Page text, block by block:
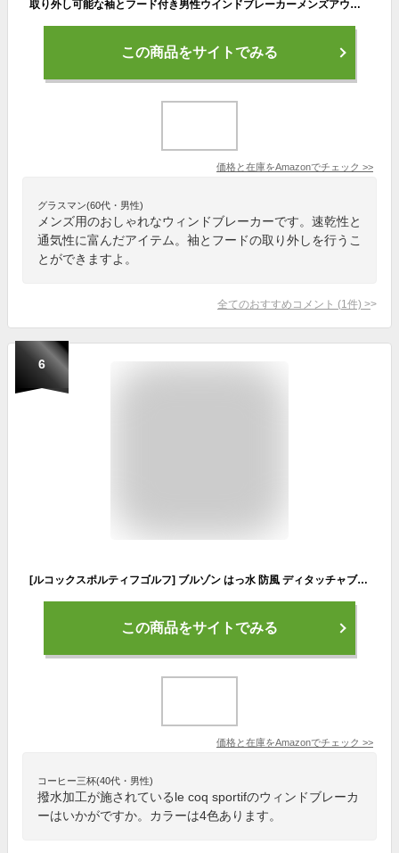
取り外し可能な袖とフード付き男性ウインドブレーカーメンズアウトドア速乾性通気性のスポーツのためのマルチポケットミリタリーカーゴコートミリタリージャケット,グリーン,M
この商品をサイトでみる
価格と在庫をAmazonでチェック >>
グラスマン(60代・男性)
メンズ用のおしゃれなウィンドブレーカーです。速乾性と
通気性に富んだアイテム。袖とフードの取り外しを行うこ
とができますよ。
全てのおすすめコメント (1 件) >
6
[ルコックスポルティフゴルフ] ブルゾン はっ水 防風 ディタッチャブル ゴルフ QGMVJK00 メンズ LM00(ライム） 日本サイズL相当
この商品をサイトでみる
価格と在庫をAmazonでチェック >>
コーヒー三杯(40代・男性)
撥水加工が施されているle coq sportifのウィンドブレーカ
ーはいかがですか。カラーは4色あります。